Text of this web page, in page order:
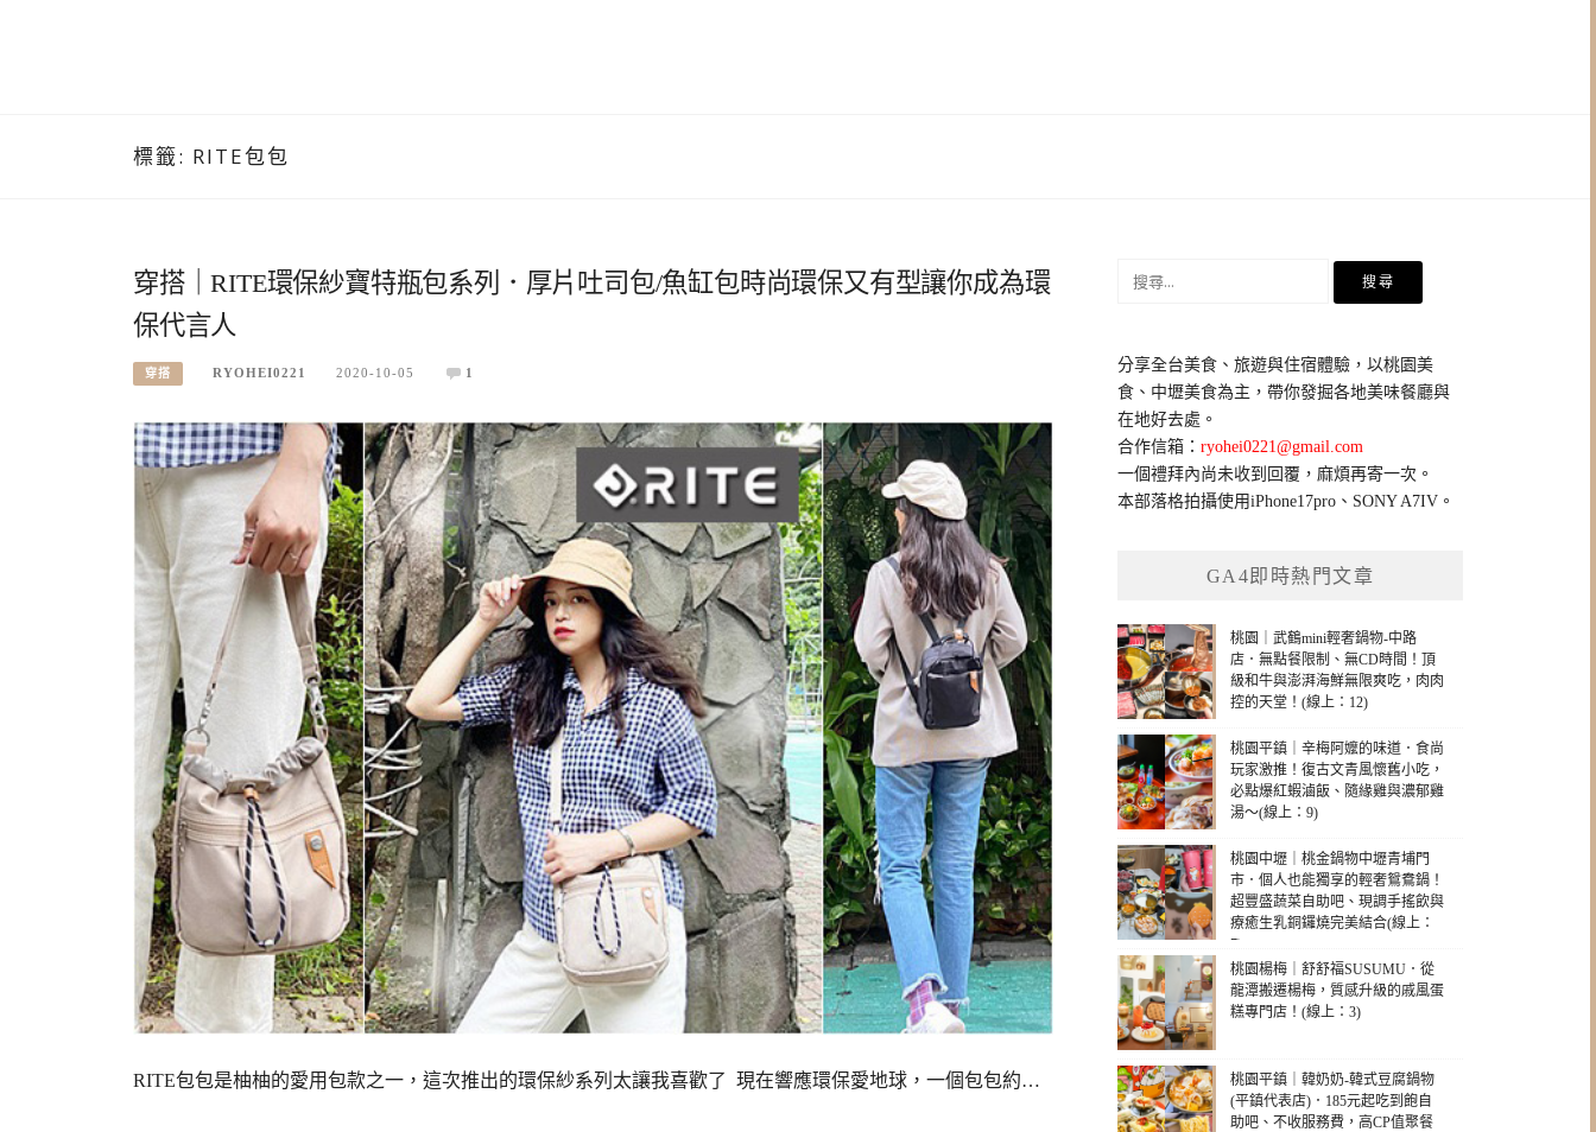
標籤: RITE包包
穿搭｜RITE環保紗寶特瓶包系列．厚片吐司包/魚缸包時尚環保又有型讓你成為環
保代言人
穿搭 RYOHEI0221 2020-10-05 1
RITE包包是柚柚的愛用包款之一，這次推出的環保紗系列太讓我喜歡了 現在響應環保愛地球，一個包包約…
鍵
字:
分享全台美食、旅遊與住宿體驗，以桃園美
食、中壢美食為主，帶你發掘各地美味餐廳與
在地好去處。
合作信箱：ryohei0221@gmail.com
一個禮拜內尚未收到回覆，麻煩再寄一次。
本部落格拍攝使用iPhone17pro、SONY A7IV。
GA4即時熱門文章
桃園｜武鶴mini輕奢鍋物-中路
店．無點餐限制、無CD時間！頂
級和牛與澎湃海鮮無限爽吃，肉肉
控的天堂！(線上：12)
桃園平鎮｜辛梅阿嬤的味道．食尚
玩家激推！復古文青風懷舊小吃，
必點爆紅蝦滷飯、隨緣雞與濃郁雞
湯～(線上：9)
桃園中壢｜桃金鍋物中壢青埔門
市．個人也能獨享的輕奢鴛鴦鍋！
超豐盛蔬菜自助吧、現調手搖飲與
療癒生乳銅鑼燒完美結合(線上：
7)
桃園楊梅｜舒舒福SUSUMU．從
龍潭搬遷楊梅，質感升級的戚風蛋
糕專門店！(線上：3)
桃園平鎮｜韓奶奶-韓式豆腐鍋物
(平鎮代表店)．185元起吃到飽自
助吧、不收服務費，高CP值聚餐